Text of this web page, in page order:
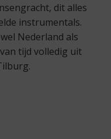
dit alles
instrumentals.
Nederland als
tijd volledig uit